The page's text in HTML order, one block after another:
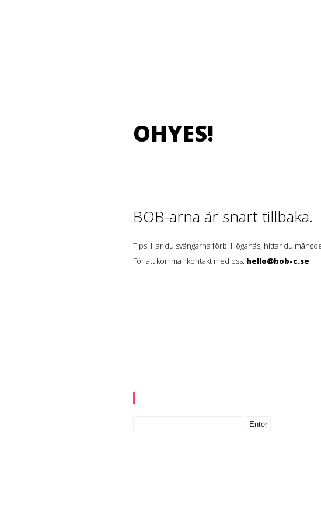
OHYES!
BOB-arna är snart tillbaka.
Tips! Har du svängarna förbi Höganäs, hittar du
För att komma i kontakt med oss: hello@bob-c.se